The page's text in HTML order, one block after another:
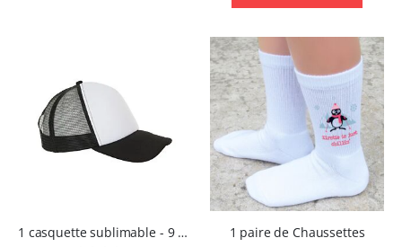
1 casquette sublimable - 9 coloris au choix 1 paire de Chaussettes